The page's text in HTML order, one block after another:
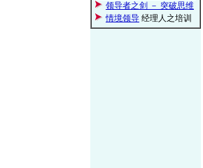
领导者之剑 － 突破思维
情境领导 经理人之培训